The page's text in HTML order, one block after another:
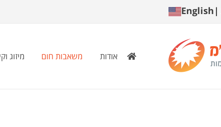
|
English
אודות משאבות חום מיזוג